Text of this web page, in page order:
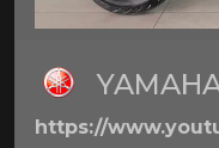
https://